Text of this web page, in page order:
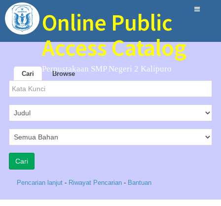
Online Public
Access Catalog
Perpustakaan SMP Negeri 2 Kalipuro
Cari Browse
Pencarian lanjut - Riwayat Pencarian - Bantuan